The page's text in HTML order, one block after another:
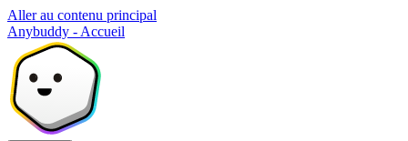
Aller au contenu principal
Anybuddy - Accueil